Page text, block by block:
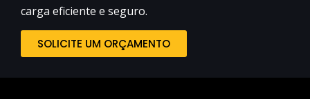
carga eficiente e seguro.
SOLICITE UM ORÇAMENTO